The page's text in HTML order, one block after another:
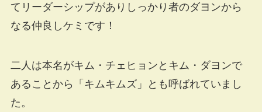
てリーダーシップがありしっかり者のダヨンから
なる仲良しケミです！
二人は本名がキム・チェヒョンとキム・ダヨンで
あることから「キムキムズ」とも呼ばれていまし
た。